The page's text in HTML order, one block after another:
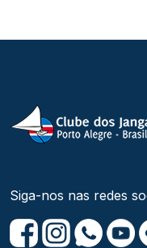
Siga-nos nas redes